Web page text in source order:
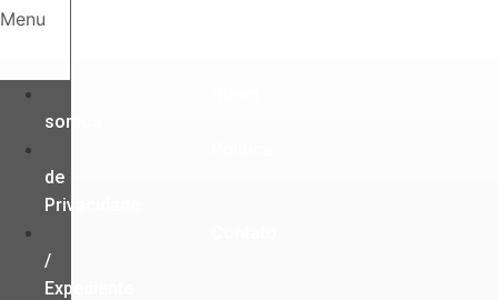
Ir
conteúdo
Menu
somos
de
Privacidade
/
Expediente